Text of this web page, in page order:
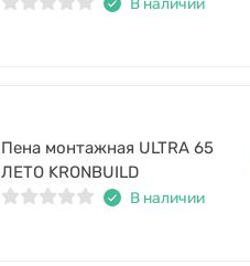
Пена монтажная ULTRA 65
ЛЕТО KRONBUILD
В наличии